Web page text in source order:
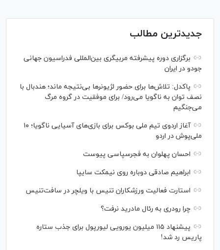
جدیدترین مطالب
برگزاری دوره پیشرفته مربیگری بین‌المللی فدراسیون جهانی
جودو در ایران
پاکدل: تلاش‌ها برای حضور لژیونر‌ها بی‌نتیجه ماند؛ هندبال با
نصف توان به ناگویا می‌رود/ برای موفقیت در گروه مرگ
می‌جنگیم
آغاز اردوی تیم ملی بوکس برای بازی‌های آسیایی ناگویا؛ ۱۰
ملی‌پوش در اردو
احسان پهلوان به فجرسپاسی پیوست
ابراهیم صادقی دوباره روی نیمکت سایپا
استارت فعالیت ورزشکاران تنیس با ویلچر در سافت‌تنیس
چرا رودری به رئال مادرید نرفت؟
پیشنهاد ۱۱۵ میلیون یورویی لیورپول برای جذب ستاره
پاریس رد شد!